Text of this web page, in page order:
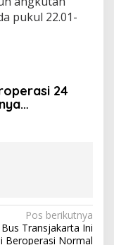
pukul 22.01-
24
Pos berikutnya
Transjakarta Ini
Beroperasi Normal